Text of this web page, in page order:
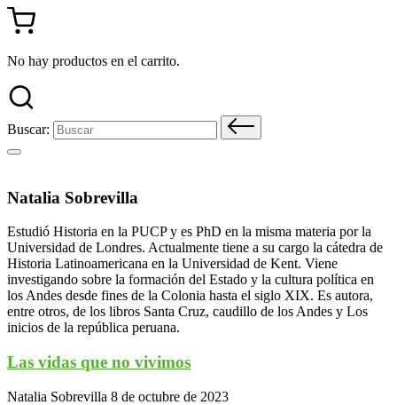
No hay productos en el carrito.
Buscar:
Natalia Sobrevilla
Estudió Historia en la PUCP y es PhD en la misma materia por la
Universidad de Londres. Actualmente tiene a su cargo la cátedra de
Historia Latinoamericana en la Universidad de Kent. Viene
investigando sobre la formación del Estado y la cultura política en
los Andes desde fines de la Colonia hasta el siglo XIX. Es autora,
entre otros, de los libros Santa Cruz, caudillo de los Andes y Los
inicios de la república peruana.
Las vidas que no vivimos
Natalia Sobrevilla 8 de octubre de 2023